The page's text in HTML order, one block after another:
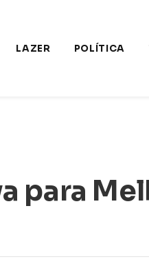
LAZER POLÍTICA
para